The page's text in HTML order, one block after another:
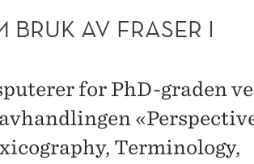
AV FRASER I
for PhD-graden
Terminology,